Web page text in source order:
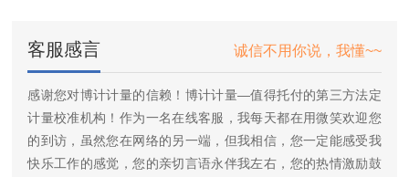
客服感言 诚信不用你说，我懂~~
感谢您对博计计量的信赖！博计计量—值得托付的第三方法定
计量校准机构！作为一名在线客服，我每天都在用微笑欢迎您
的到访，虽然您在网络的另一端，但我相信，您一定能感受我
快乐工作的感觉，您的亲切言语永伴我左右，您的热情激励鼓